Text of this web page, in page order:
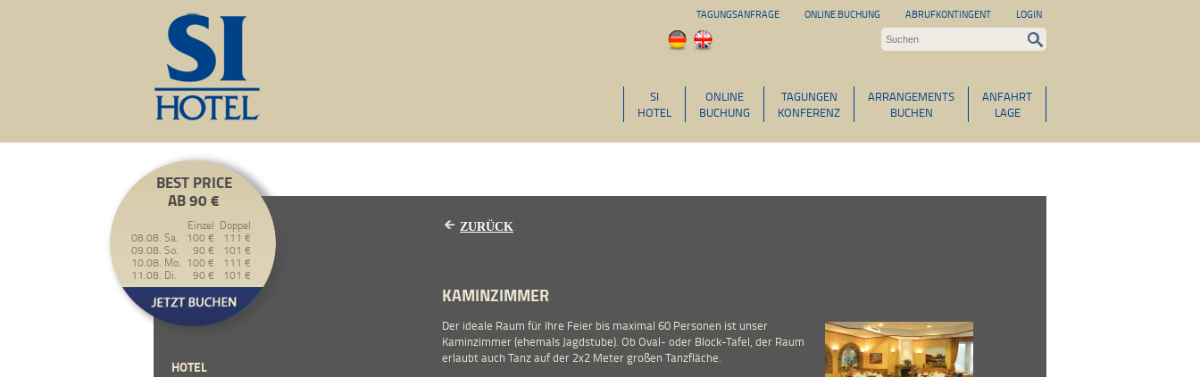
TAGUNGSANFRAGE ONLINE BUCHUNG ABRUFKONTINGENT LOGIN
ANFAHRT
LAGE
ARRANGEMENTS
BUCHEN
TAGUNGEN
KONFERENZ
ONLINE
BUCHUNG
SI
HOTEL
BEST PRICE
AB 90 €
Einzel Doppel
08.08. Sa.
100 €
111 €
09.08. So.
90 €
101 €
10.08. Mo. 100 €
111 €
11.08. Di.
90 € 101 €
HOTEL
ZURÜCK
KAMINZIMMER
Der ideale Raum für Ihre Feier bis maximal 60 Personen ist unser
Kaminzimmer (ehemals Jagdstube). Ob Oval- oder Block-Tafel, der Raum
erlaubt auch Tanz auf der 2x2 Meter großen Tanzfläche.